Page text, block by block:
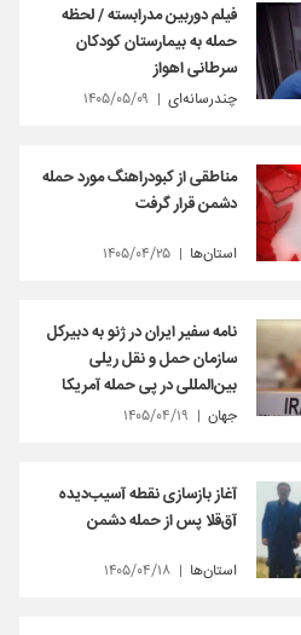
فیلم دوربین مدرابسته / لحظه
حمله به بیمارستان کودکان
سرطانی اهواز
چندرسانه‌ای ۱۴۰۵/۰۵/۰۹
مناطقی از کبودراهنگ‌ مورد حمله
دشمن قرار گرفت
استان‌ها ۱۴۰۵/۰۴/۲۵
نامه سفیر ایران در ژنو به دبیرکل
سازمان حمل و نقل ریلی
بین‌المللی در پی حمله آمریکا
جهان ۱۴۰۵/۰۴/۱۹
آغاز بازسازی نقطه آسیب‌دیده
آق‌قلا پس از حمله دشمن
استان‌ها ۱۴۰۵/۰۴/۱۸